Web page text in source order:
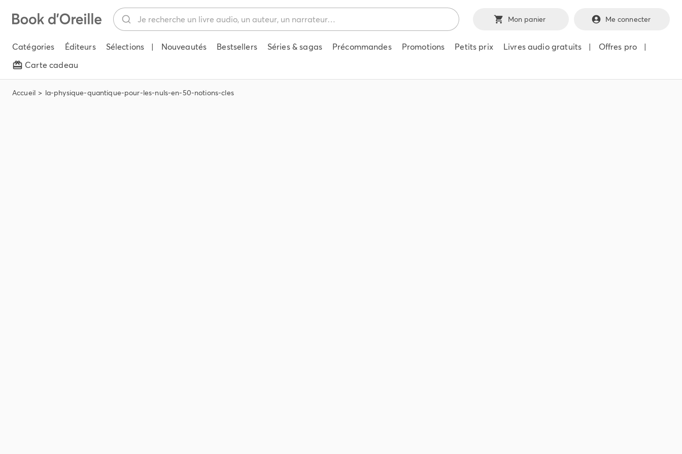
Mon panier Me connecter
Catégories Éditeurs Sélections | Nouveautés Bestsellers Séries & sagas Précommandes Promotions Petits prix Livres audio gratuits | Offres pro
|
Carte cadeau
Accueil la-physique-quantique-pour-les-nuls-en-50-notions-cles